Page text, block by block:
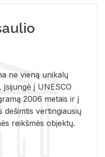
ne vieną unikalų
į UNESCO
2006 metais ir į
dešimtis vertingiausių
reikšmės objektų.